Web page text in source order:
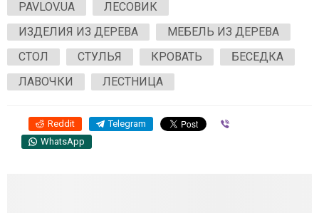
PAVLOV.UA
ЛЕСОВИК
ИЗДЕЛИЯ ИЗ ДЕРЕВА
МЕБЕЛЬ ИЗ ДЕРЕВА
СТОЛ
СТУЛЬЯ КРОВАТЬ
БЕСЕДКА
ЛАВОЧКИ
ЛЕСТНИЦА
Reddit Telegram
WhatsApp